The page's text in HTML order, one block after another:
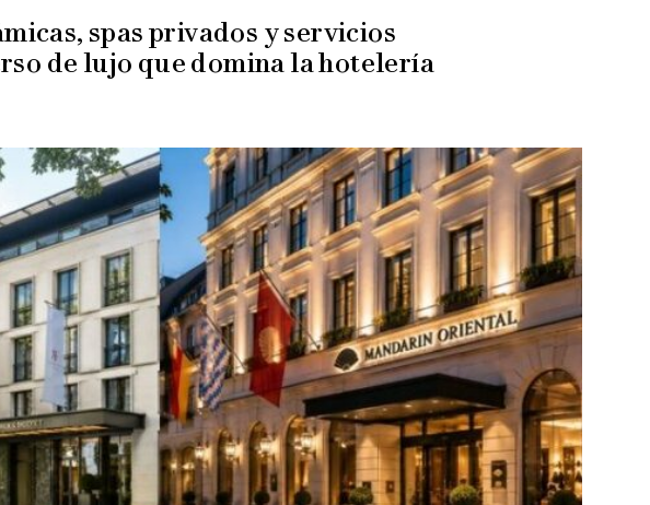
spas privados y servicios
de lujo que domina la hotelería